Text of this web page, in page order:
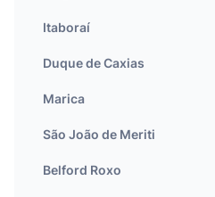
Itaboraí
Duque de Caxias
Marica
São João de Meriti
Belford Roxo